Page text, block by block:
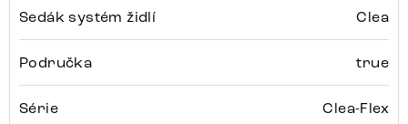
Sedák systém židlí Clea
Područka true
Série Clea-Flex